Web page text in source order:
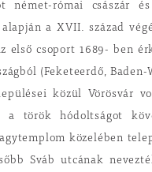
német-római császár
a XVII. század
első csoport 1689- ben
(Feketeerdő,
közül Vörösvár
török hódoltságot
közelében
Sváb utcának